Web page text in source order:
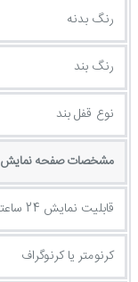
رنگ بدنه
رنگ بند
نوع قفل بند
مشخصات صفحه نمايش
قابلیت نمایش 24 ساعته
کرنومتر یا کرنوگراف